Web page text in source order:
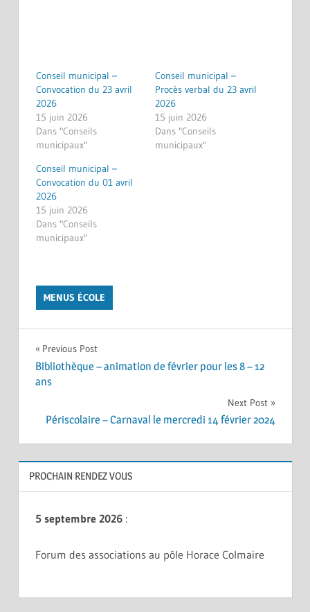
Conseil municipal –
Convocation du 23 avril
2026
15 juin 2026
Dans "Conseils
municipaux"
Conseil municipal –
Procès verbal du 23 avril
2026
15 juin 2026
Dans "Conseils
municipaux"
Conseil municipal –
Convocation du 01 avril
2026
15 juin 2026
Dans "Conseils
municipaux"
MENUS ÉCOLE
Navigation
de
Previous Post
Bibliothèque – animation de février pour les 8 – 12
ans
Next Post
Périscolaire – Carnaval le mercredi 14 février 2024
PROCHAIN RENDEZ VOUS
5 septembre 2026 :
Forum des associations au pôle Horace Colmaire